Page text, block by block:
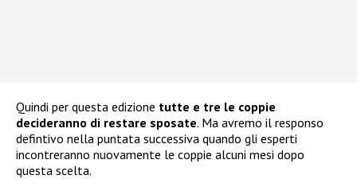
Quindi per questa edizione tutte e tre le coppie
decideranno di restare sposate. Ma avremo il responso
defintivo nella puntata successiva quando gli esperti
incontreranno nuovamente le coppie alcuni mesi dopo
questa scelta.